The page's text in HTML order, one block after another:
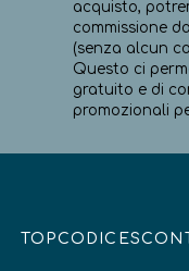
acquisto,
commissione
(senza alcun
Questo ci
gratuito e di
promozionali